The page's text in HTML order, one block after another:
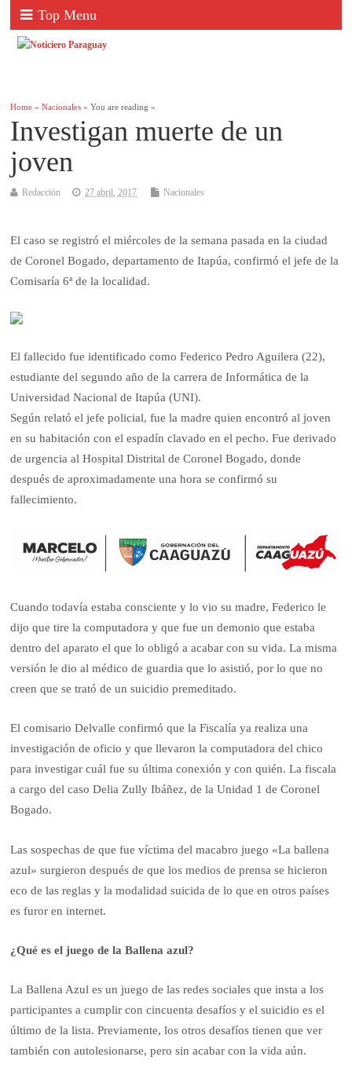
Top Menu
Home »Nacionales » You are reading »
Investigan muerte de un
joven
Redacción 27 abril, 2017 Nacionales
El caso se registró el miércoles de la semana pasada en la ciudad
de Coronel Bogado, departamento de Itapúa, confirmó el jefe de la
Comisaría 6ª de la localidad.
El fallecido fue identificado como Federico Pedro Aguilera (22),
estudiante del segundo año de la carrera de Informática de la
Universidad Nacional de Itapúa (UNI).
Según relató el jefe policial, fue la madre quien encontró al joven
en su habitación con el espadín clavado en el pecho. Fue derivado
de urgencia al Hospital Distrital de Coronel Bogado, donde
después de aproximadamente una hora se confirmó su
fallecimiento.
Cuando todavía estaba consciente y lo vio su madre, Federico le
dijo que tire la computadora y que fue un demonio que estaba
dentro del aparato el que lo obligó a acabar con su vida. La misma
versión le dio al médico de guardia que lo asistió, por lo que no
creen que se trató de un suicidio premeditado.
El comisario Delvalle confirmó que la Fiscalía ya realiza una
investigación de oficio y que llevaron la computadora del chico
para investigar cuál fue su última conexión y con quién. La fiscala
a cargo del caso Delia Zully Ibáñez, de la Unidad 1 de Coronel
Bogado.
Las sospechas de que fue víctima del macabro juego «La ballena
azul» surgieron después de que los medios de prensa se hicieron
eco de las reglas y la modalidad suicida de lo que en otros países
es furor en internet.
¿Qué es el juego de la Ballena azul?
La Ballena Azul es un juego de las redes sociales que insta a los
participantes a cumplir con cincuenta desafíos y el suicidio es el
último de la lista. Previamente, los otros desafíos tienen que ver
también con autolesionarse, pero sin acabar con la vida aún.